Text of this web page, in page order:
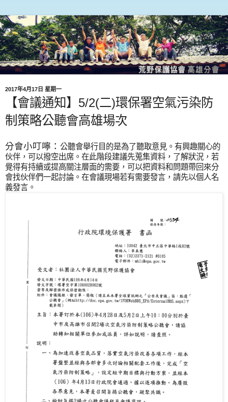
2017年4月17日 星期一
【會議通知】5/2(二)環保署空氣污染防
制策略公聽會高雄場次
分會小叮嚀： 公聽會舉行目的是為了聽取意見。 有興趣關心的
伙伴，可以撥空出席。 在此階段建議先蒐集資料，了解狀況， 若
覺得有持續或提高關注層面的需要， 可以把資料和問題帶回來分
會找伙伴們一起討論。 在會議現場若有需要發言，請先以個人名
義發言。